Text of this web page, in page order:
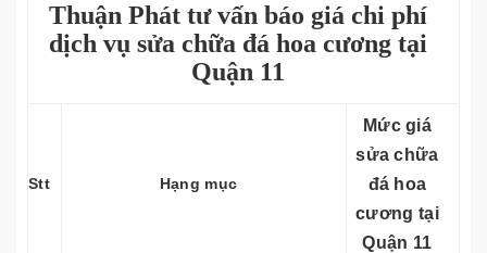
Thuận Phát tư vấn báo giá chi phí
dịch vụ sửa chữa đá hoa cương tại
Quận 11
Stt Hạng mục
Mức giá
sửa chữa
đá hoa
cương tại
Quận 11